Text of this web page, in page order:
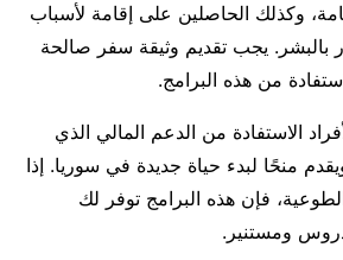
وكذلك الحاصلين على إقامة لأسباب
بالبشر. يجب تقديم وثيقة سفر صالحة
من هذه البرامج.
الاستفادة من الدعم المالي الذي
منحًا لبدء حياة جديدة في سوريا. إذا
فإن هذه البرامج توفر لك
ومستنير.